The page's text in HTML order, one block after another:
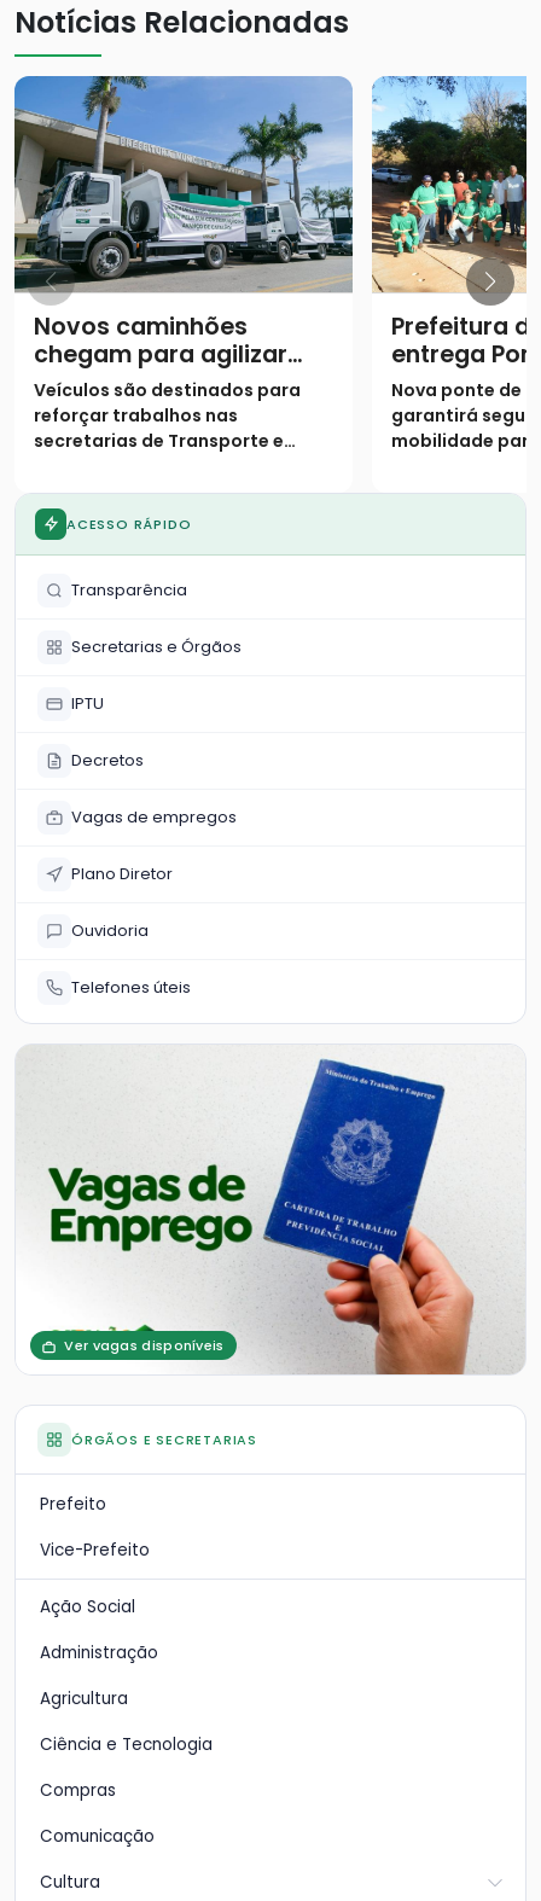
Notícias Relacionadas
Novos caminhões
chegam para agilizar
obras e manutenção na
cidade
Veículos são destinados para
reforçar trabalhos nas
secretarias de Transporte e
Prefeitura
entrega
Ribeirão
Nova ponte de
garantirá
mobilidade
ACESSO RÁPIDO
Transparência
Secretarias e Órgãos
IPTU
Decretos
Vagas de empregos
Plano Diretor
Ouvidoria
Telefones úteis
Ver vagas disponíveis
ÓRGÃOS E SECRETARIAS
Prefeito
Vice-Prefeito
Ação Social
Administração
Agricultura
Ciência e Tecnologia
Compras
Comunicação
Cultura